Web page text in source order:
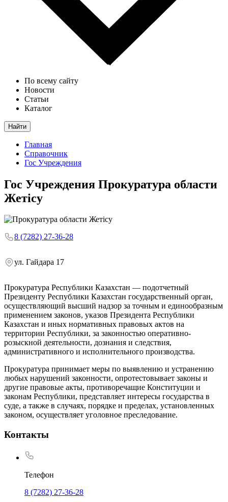
По всему сайту
Новости
Статьи
Каталог
Найти
Главная
Справочник
Гос Учреждения
Гос Учреждения Прокуратура области
Жетісу
8 (7282) 27-36-28
ул. Гайдара 17
Прокуратура Республики Казахстан — подотчетный
Президенту Республики Казахстан государственный орган,
осуществляющий высший надзор за точным и единообразным
применением законов, указов Президента Республики
Казахстан и иных нормативных правовых актов на
территории Республики, за законностью оперативно-
розыскной деятельности, дознания и следствия,
административного и исполнительного производства.
Прокуратура принимает меры по выявлению и устранению
любых нарушений законности, опротестовывает законы и
другие правовые акты, противоречащие Конституции и
законам Республики, представляет интересы государства в
суде, а также в случаях, порядке и пределах, установленных
законом, осуществляет уголовное преследование.
Контакты
Телефон
8 (7282) 27-36-28